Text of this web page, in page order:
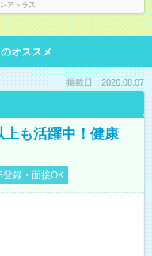
アトラス
オススメ
掲載日：2026.08.07
も活躍中！健康
登録・面接OK